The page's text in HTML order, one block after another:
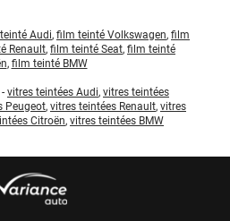
Audi, film teinté Volkswagen, film
Renault, film teinté Seat, film teinté
, film teinté BMW
- vitres teintées Audi, vitres teintées
Peugeot, vitres teintées Renault, vitres
Citroën, vitres teintées BMW